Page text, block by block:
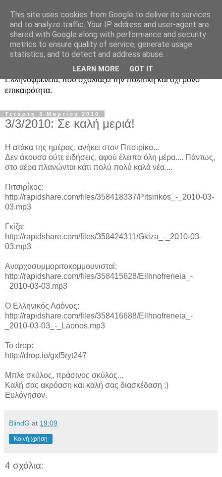
Ραδιοφωνική
Ελληνοφρένεια Unofficial
Η γνωστή ραδιοφωνική εκπομπή κατά κόσμον
Ελληνοφρένεια, που σχολιάζει την πολιτική και όχι μόνο
επικαιρότητα.
Τετάρτη 3 Μαρτίου 2010
3/3/2010: Σε καλή μεριά!
Η ατάκα της ημέρας, ανήκει στον Πιτσιρίκο...
Δεν άκουσα ούτε ειδήσεις, αφού έλειπα όλη μέρα.... Πάντως,
στο αέρα πλανώνται κάτι πολύ πολύ καλά νέα....
Πιτσιρίκος:
http://rapidshare.com/files/358418337/Pitsirikos_-_2010-03-
03.mp3
Γκίζα:
http://rapidshare.com/files/358424311/Gkiza_-_2010-03-
03.mp3
Αναρχοσυμμοριτοκομμουνισταί:
http://rapidshare.com/files/358415628/Ellhnofreneia_-
_2010-03-03.mp3
Ο Ελληνικός Λαόνος:
http://rapidshare.com/files/358416688/Ellhnofreneia_-
_2010-03-03_-_Laonos.mp3
To drop:
http://drop.io/gxf5ryt247
Μπλε σκύλος, πράσινος σκύλος...
Καλή σας ακρόαση και καλή σας διασκέδαση :)
Ευλόγησον.
BlindG at 19:09
Κοινή χρήση
4 σχόλια:
This site uses cookies from Google to deliver its services
and to analyze traffic. Your IP address and user-agent are
shared with Google along with performance and security
metrics to ensure quality of service, generate usage
statistics, and to detect and address abuse.
LEARN MORE GOT IT